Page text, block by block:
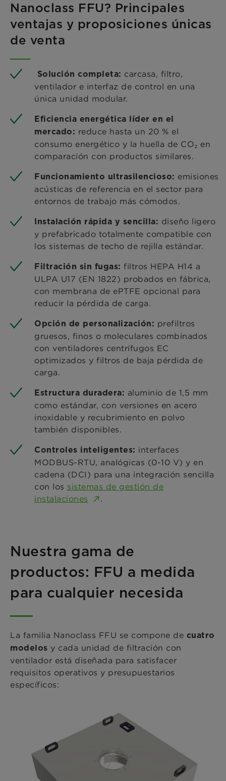
Nanoclass FFU? Principales
ventajas y proposiciones únicas
de venta
Solución completa: carcasa, filtro,
ventilador e interfaz de control en una
única unidad modular.
Eficiencia energética líder en el
mercado: reduce hasta un 20 % el
consumo energético y la huella de CO₂ en
comparación con productos similares.
Funcionamiento ultrasilencioso: emisiones
acústicas de referencia en el sector para
entornos de trabajo más cómodos.
Instalación rápida y sencilla: diseño ligero
y prefabricado totalmente compatible con
los sistemas de techo de rejilla estándar.
Filtración sin fugas: filtros HEPA H14 a
ULPA U17 (EN 1822) probados en fábrica,
con membrana de ePTFE opcional para
reducir la pérdida de carga.
Opción de personalización: prefiltros
gruesos, finos o moleculares combinados
con ventiladores centrífugos EC
optimizados y filtros de baja pérdida de
carga.
Estructura duradera: aluminio de 1,5 mm
como estándar, con versiones en acero
inoxidable y recubrimiento en polvo
también disponibles.
Controles inteligentes: interfaces
MODBUS-RTU, analógicas (0-10 V) y en
cadena (DCI) para una integración sencilla
con los sistemas de gestión de
instalaciones
.
Nuestra gama de
productos: FFU a medida
para cualquier necesida
La familia Nanoclass FFU se compone de cuatro
modelos y cada unidad de filtración con
ventilador está diseñada para satisfacer
requisitos operativos y presupuestarios
específicos: